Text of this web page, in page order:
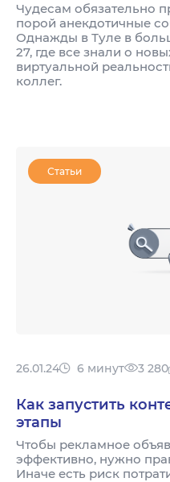
Чудесам обязательно
порой анекдотичные
Однажды в Туле в
27, где все знали о
виртуальной
коллег.
Статьи
26.01.24 6 минут 3 280
Как запустить
этапы
Чтобы рекламное
эффективно, нужно
Иначе есть риск